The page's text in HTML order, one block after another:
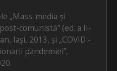
„Mass-media și
comunistă” (ed. a II-
Iași, 2013, și „COVID -
pandemiei”,